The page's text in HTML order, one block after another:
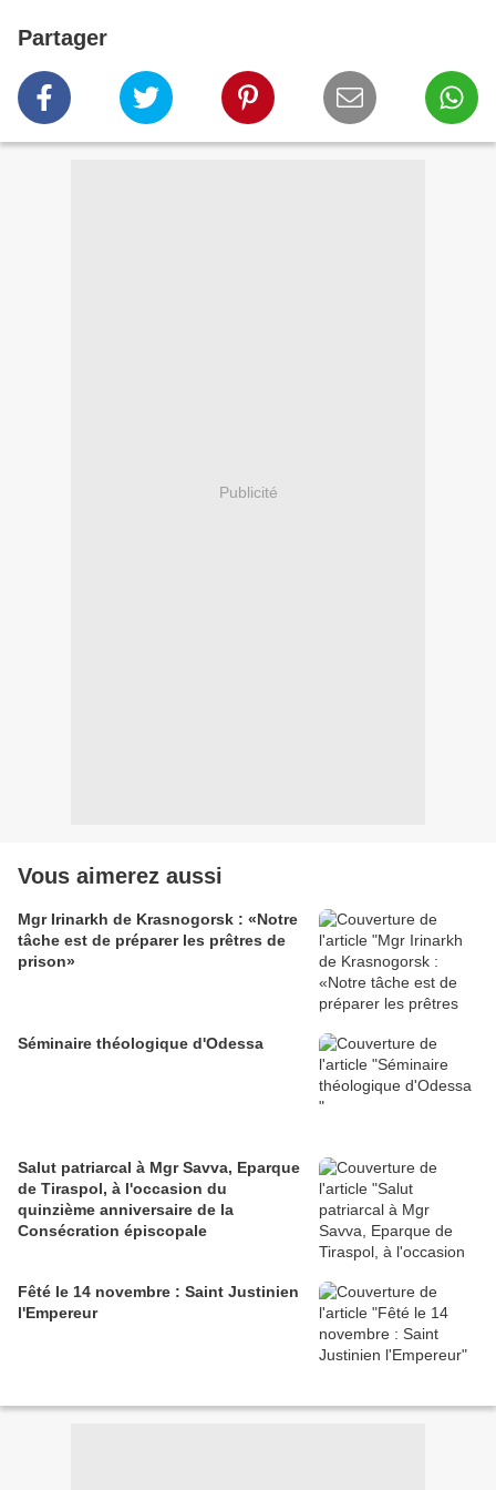
Partager
Publicité
Vous aimerez aussi
Mgr Irinarkh de Krasnogorsk : «Notre
tâche est de préparer les prêtres de
prison»
Séminaire théologique d'Odessa
Salut patriarcal à Mgr Savva, Eparque
de Tiraspol, à l'occasion du
quinzième anniversaire de la
Consécration épiscopale
Fêté le 14 novembre : Saint Justinien
l'Empereur